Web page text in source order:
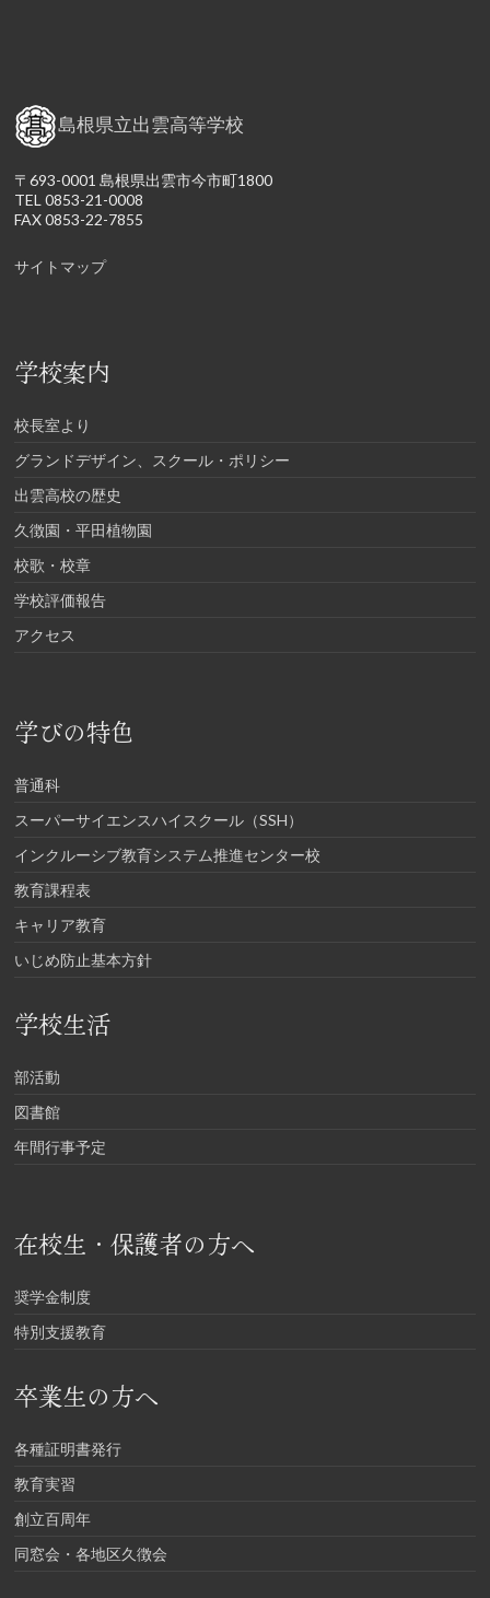
島根県立出雲高等学校
〒693-0001 島根県出雲市今市町1800
TEL 0853-21-0008
FAX 0853-22-7855
サイトマップ
学校案内
校長室より
グランドデザイン、スクール・ポリシー
出雲高校の歴史
久徴園・平田植物園
校歌・校章
学校評価報告
アクセス
学びの特色
普通科
スーパーサイエンスハイスクール（SSH）
インクルーシブ教育システム推進センター校
教育課程表
キャリア教育
いじめ防止基本方針
学校生活
部活動
図書館
年間行事予定
在校生・保護者の方へ
奨学金制度
特別支援教育
卒業生の方へ
各種証明書発行
教育実習
創立百周年
同窓会・各地区久徴会